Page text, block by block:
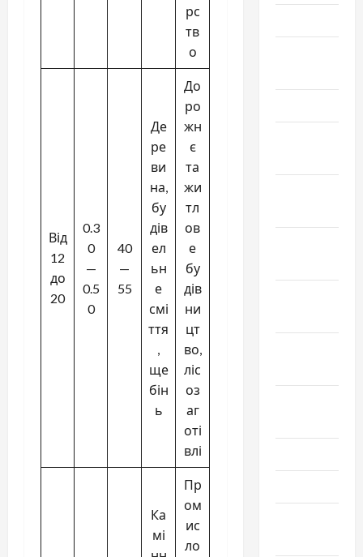
рс
тв
о
Від
12
до
20
0.3
0
—
0.5
0
40
—
55
Де
ре
ви
на,
бу
дів
ел
ьн
е
смі
ття
,
ще
бін
ь
До
ро
жн
є
та
жи
тл
ов
е
бу
дів
ни
цт
во,
ліс
оз
аг
оті
влі
Ка
мі
Пр
ом
ис
ло